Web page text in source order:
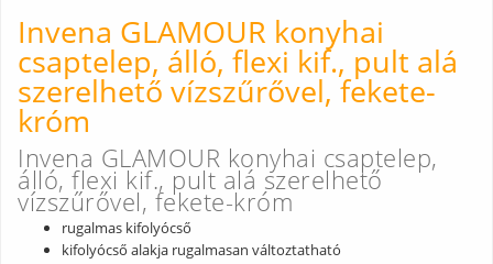
Invena GLAMOUR konyhai
csaptelep, álló, flexi kif., pult alá
szerelhető vízszűrővel, fekete-
króm
Invena GLAMOUR konyhai csaptelep,
álló, flexi kif., pult alá szerelhető
vízszűrővel, fekete-króm
rugalmas kifolyócső
kifolyócső alakja rugalmasan változtatható